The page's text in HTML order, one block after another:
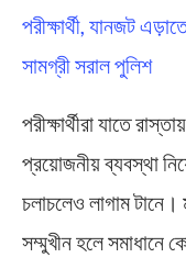
পরীক্ষার্থী, যানজট
সামগ্রী সরাল পুলিশ
পরীক্ষার্থীরা যাতে
প্রয়োজনীয় ব্যবস্থা
চলাচলেও লাগাম টানে।
সম্মুখীন হলে সমাধানে